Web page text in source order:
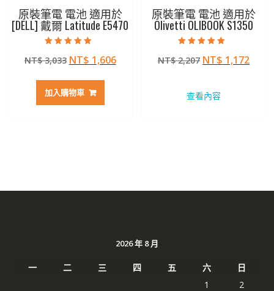
原裝筆電 電池 適用於
[DELL] 戴爾 Latitude E5470
5.00
滿分 5
NT$3,033 原
價
格：
NT$ 1,606目
加入購物車
原裝筆電 電池 適用於
Olivetti OLIBOOK S1350
5.00
滿分 5
NT$2,207 原
格：
NT$ 1,172目
查看內容
2026 年 8 月
一 二 三 四 五 六
日
1
2